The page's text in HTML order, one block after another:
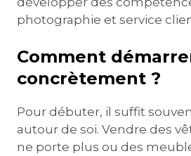
photographie et service
Comment
concrètement ?
Pour débuter, il suffit
autour de soi. Vendre des
ne porte plus ou des